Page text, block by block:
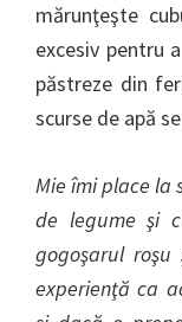
mărunţeşte
excesiv pentru
păstreze din
scurse de apă
Mie îmi place la
de legume şi
gogoşarul
experienţă ca